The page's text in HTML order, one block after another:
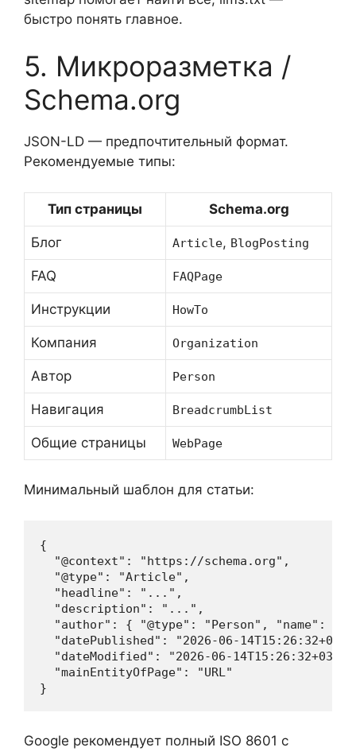
быстро понять главное.
5. Микроразметка /
Schema.org
JSON-LD — предпочтительный формат.
Рекомендуемые типы:
Тип страницы Schema.org
Блог Article, BlogPosting
FAQ FAQPage
Инструкции HowTo
Компания Organization
Автор Person
Навигация BreadcrumbList
Общие страницы WebPage
Минимальный шаблон для статьи:
{
"@context" : "https://schema.org" ,
"@type" : "Article" ,
"headline" : "..." ,
"description" : "..." ,
"author" : { "@type" : "Person" , "name" :
"datePublished" :
"2026-06-
"dateModified" :
"2026-06-
"mainEntityOfPage" :
"URL"
}
Google рекомендует полный ISO 8601 с